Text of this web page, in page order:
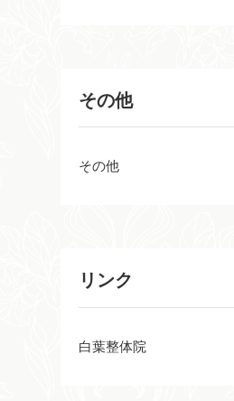
その他
その他
リンク
白葉整体院